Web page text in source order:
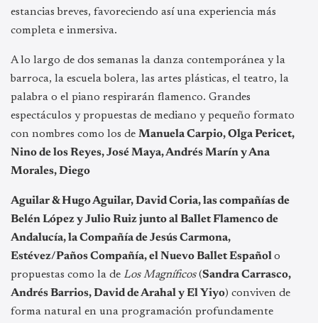
estancias breves, favoreciendo así una experiencia más
completa e inmersiva.
A lo largo de dos semanas la danza contemporánea y la
barroca, la escuela bolera, las artes plásticas, el teatro, la
palabra o el piano respirarán flamenco. Grandes
espectáculos y propuestas de mediano y pequeño formato
con nombres como los de Manuela Carpio, Olga Pericet,
Nino de los Reyes, José Maya, Andrés Marín y Ana
Morales,Diego
Aguilar & Hugo Aguilar,David Coria, las compañías de
Belén López y Julio Ruiz junto al Ballet Flamenco de
Andalucía, la Compañía de Jesús Carmona,
Estévez/Paños Compañía,el Nuevo Ballet Españolo
propuestas como la de Los Magníficos(Sandra Carrasco,
Andrés Barrios, David de Arahal y El Yiyo) conviven de
forma natural en una programación profundamente